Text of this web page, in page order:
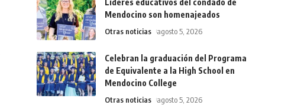
Mendocino son homenajeados
Otras noticias agosto 5, 2026
Celebran la graduación del Programa
de Equivalente a la High School en
Mendocino College
Otras noticias agosto 5, 2026